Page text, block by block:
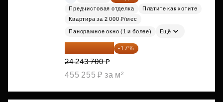
Предчистовая отделка
Платите как хотите
Квартира за 2 000 ₽/мес
Панорамное окно (1 и более) Ещё
20 122 271 ₽ -17%
24 243 700 ₽
455 255 ₽ за м²